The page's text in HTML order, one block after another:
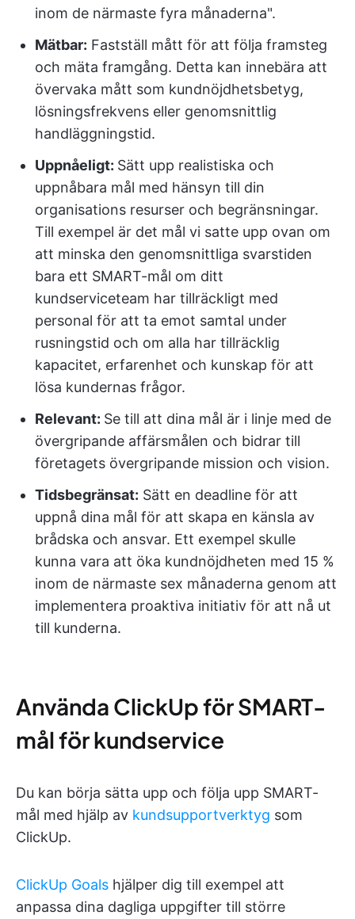
inom de närmaste fyra månaderna".
Mätbar: Fastställ mått för att följa framsteg
och mäta framgång. Detta kan innebära att
övervaka mått som kundnöjdhetsbetyg,
lösningsfrekvens eller genomsnittlig
handläggningstid.
Uppnåeligt: Sätt upp realistiska och
uppnåbara mål med hänsyn till din
organisations resurser och begränsningar.
Till exempel är det mål vi satte upp ovan om
att minska den genomsnittliga svarstiden
bara ett SMART-mål om ditt
kundserviceteam har tillräckligt med
personal för att ta emot samtal under
rusningstid och om alla har tillräcklig
kapacitet, erfarenhet och kunskap för att
lösa kundernas frågor.
Relevant: Se till att dina mål är i linje med de
övergripande affärsmålen och bidrar till
företagets övergripande mission och vision.
Tidsbegränsat: Sätt en deadline för att
uppnå dina mål för att skapa en känsla av
brådska och ansvar. Ett exempel skulle
kunna vara att öka kundnöjdheten med 15 %
inom de närmaste sex månaderna genom att
implementera proaktiva initiativ för att nå ut
till kunderna.
Använda ClickUp för SMART-
mål för kundservice
Du kan börja sätta upp och följa upp SMART-
mål med hjälp av kundsupportverktyg som
ClickUp.
ClickUp Goals hjälper dig till exempel att
anpassa dina dagliga uppgifter till större